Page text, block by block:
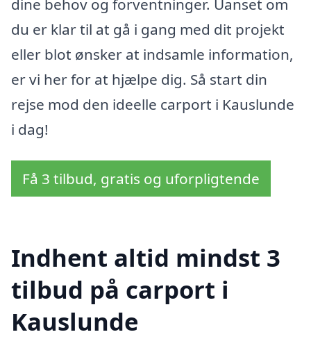
du er klar til at gå i gang med dit projekt
eller blot ønsker at indsamle information,
er vi her for at hjælpe dig. Så start din
rejse mod den ideelle carport i Kauslunde
i dag!
Få 3 tilbud, gratis og uforpligtende
Indhent altid mindst 3
tilbud på carport i
Kauslunde